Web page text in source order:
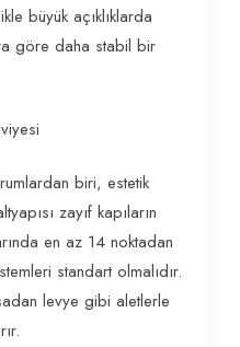
büyük açıklıklarda
göre daha stabil bir
biri, estetik
zayıf kapıların
en az 14 noktadan
standart olmalıdır.
levye gibi aletlerle